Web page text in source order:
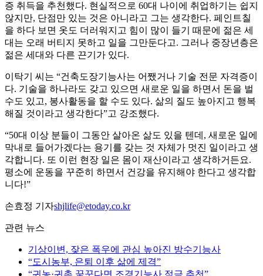
증 취득을 추천했다. 현실적으로 60대 나이에 취업하기는 쉽지
않지만, 단점만 있는 것은 아니라고 그는 생각한다. 페인트칠
을 하다 보면 옷도 더러워지고 힘이 많이 들기 때문에 젊은 세
대는 오래 버티지 못하고 일을 그만둔다고. 그러나 중장년층은
젊은 세대와 다른 끈기가 있다.
이탁기 씨는 “건축도장기능사는 어쨌거나 기술 전문 자격증이
다. 기술을 하나라도 갖고 있으면 새로운 일을 하면서 돈을 벌
수도 있고, 봉사활동을 할 수도 있다. 삶의 질도 높아지고 행복
해질 것이라고 생각한다”고 강조했다.
“50대 이상 분들이 그동안 살아온 삶도 있을 텐데, 새로운 일에
막내로 들어가겠다는 용기를 갖는 것 자체가 멋진 일이라고 생
각합니다. 또 이런 현장 일은 몸이 재산이라고 생각하거든요.
평소에 운동을 꾸준히 하면서 건강을 유지해야 한다고 생각합
니다!”
손효정 기자shjlife@etoday.co.kr
관련 뉴스
기상이변, 잦은 폭우에 관심 높아진 방수기능사
“도시농부, 은퇴 이후 삶에 제격”